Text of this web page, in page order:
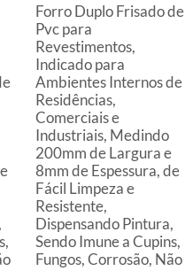
Forro Duplo Frisado de
Pvc para
Revestimentos,
Indicado para
Ambientes Internos de
Residências,
Comerciais e
Industriais, Medindo
200mm de Largura e
8mm de Espessura, de
Fácil Limpeza e
Resistente,
Dispensando Pintura,
Sendo Imune a Cupins,
Fungos, Corrosão, Não